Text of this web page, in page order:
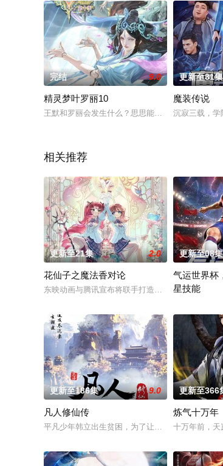
完结 9.0
精灵梦叶罗丽10
王默和罗丽会发生什么？思思能救回孔雀吗？灵
更新至31集
魔装传说
沉寂三载，学
相关推荐
更新至21集 2.0
花仙子之魔法香对论
东映动画与腾讯宣布将联手打造『花仙子』全新动
更新至08集
气运世界杯
星技能
更新至186集 9.0
凡人修仙传
平凡少年韩立出生贫困，为了让家人过上更好的生
更新至366
炼气十万年
十万年前，天